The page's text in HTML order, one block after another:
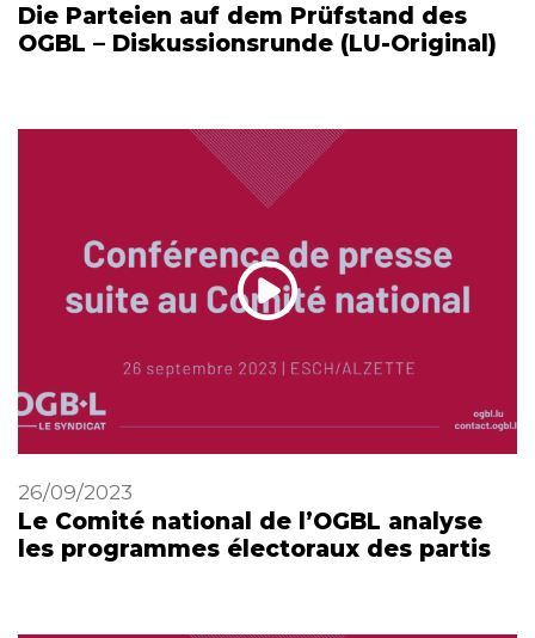
Die Parteien auf dem Prüfstand des
OGBL – Diskussionsrunde (LU-Original)
26/09/2023
Le Comité national de l’OGBL analyse
les programmes électoraux des partis